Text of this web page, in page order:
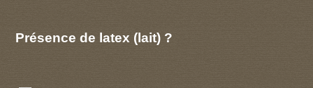
Présence de latex (lait) ?